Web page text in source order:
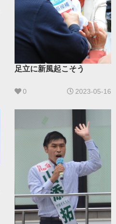
足立に新風起こそう
0 2023-05-16